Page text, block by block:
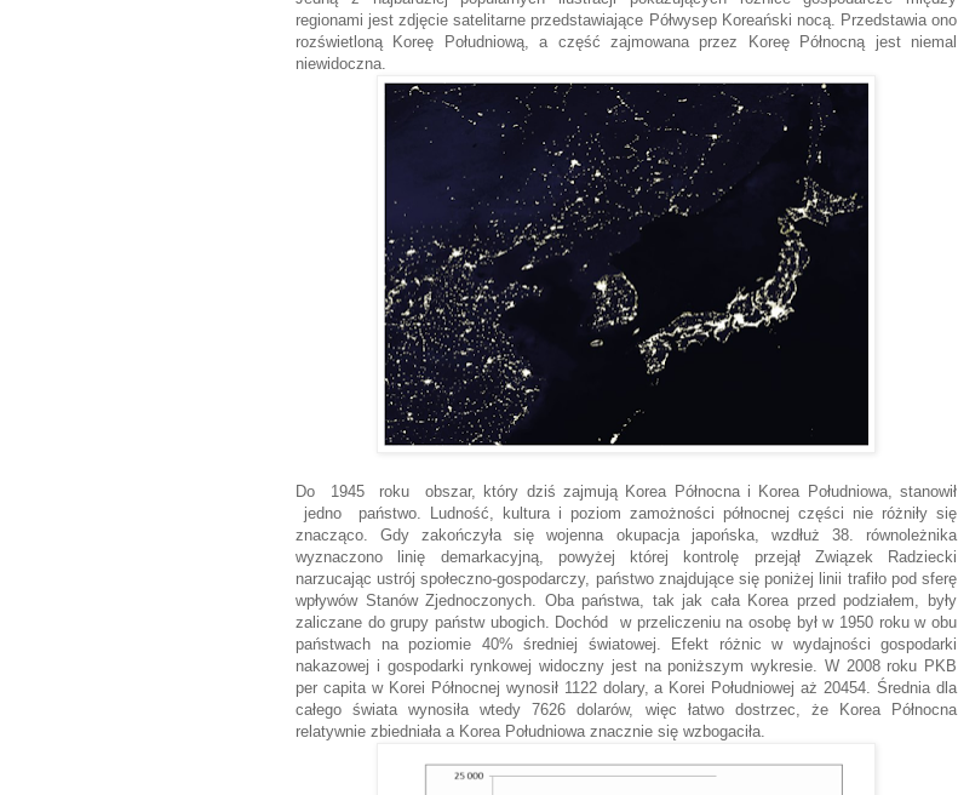
regionami jest zdjęcie satelitarne przedstawiające Półwysep Koreański nocą. Przedstawia ono
rozświetloną Koreę Południową, a część zajmowana przez Koreę Północną jest niemal
niewidoczna.
Do 1945 roku obszar, który dziś zajmują Korea Północna i Korea Południowa, stanowił
jedno państwo. Ludność, kultura i poziom zamożności północnej części nie różniły się
znacząco. Gdy zakończyła się wojenna okupacja japońska, wzdłuż 38. równoleżnika
wyznaczono linię demarkacyjną, powyżej której kontrolę przejął Związek Radziecki
narzucając ustrój społeczno-gospodarczy, państwo znajdujące się poniżej linii trafiło pod sferę
wpływów Stanów Zjednoczonych. Oba państwa, tak jak cała Korea przed podziałem, były
zaliczane do grupy państw ubogich. Dochód w przeliczeniu na osobę był w 1950 roku w obu
państwach na poziomie 40% średniej światowej. Efekt różnic w wydajności gospodarki
nakazowej i gospodarki rynkowej widoczny jest na poniższym wykresie. W 2008 roku PKB
per capita w Korei Północnej wynosił 1122 dolary, a Korei Południowej aż 20454. Średnia dla
całego świata wynosiła wtedy 7626 dolarów, więc łatwo dostrzec, że Korea Północna
relatywnie zbiedniała a Korea Południowa znacznie się wzbogaciła.